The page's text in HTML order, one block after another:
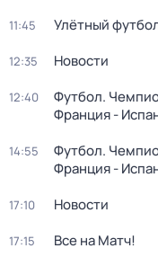
11:45 Улётный
12:35 Новости
12:40
Футбол.
Франция -
14:55
Футбол.
Франция -
17:10 Новости
17:15 Все на Матч!